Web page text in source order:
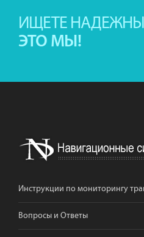
ИЩЕТЕ
ЭТО МЫ!
Инструкции по мониторингу
Вопросы и Ответы